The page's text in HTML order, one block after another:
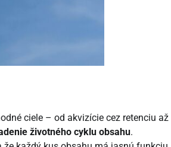
ciele – od akvizície cez retenciu až
životného cyklu obsahu.